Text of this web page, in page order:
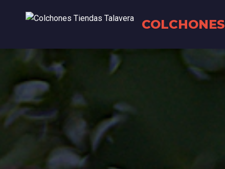
COLCHONES